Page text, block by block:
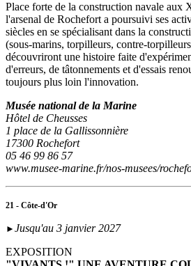
Place forte de la construction navale
l'arsenal de Rochefort a poursuivi ses
siècles en se spécialisant dans la
(sous‑marins, torpilleurs, contre-
découvriront une histoire faite
d'erreurs, de tâtonnements et d'essais
toujours plus loin l'innovation.
Musée national de la Marine
Hôtel de Cheusses
1 place de la Gallissonnière
17300 Rochefort
05 46 99 86 57
www.musee-marine.fr/nos-musees/
21 - Côte-d'Or
► Jusqu'au 3 janvier 2027
EXPOSITION